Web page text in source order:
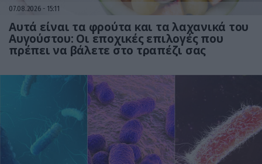
07.08.2026 15:11
Αυτά είναι τα φρούτα και τα λαχανικά του
Αυγούστου: Οι εποχικές επιλογές που
πρέπει να βάλετε στο τραπέζι σας